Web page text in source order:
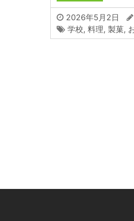
2026年5月2日
学校, 料理, 製菓,